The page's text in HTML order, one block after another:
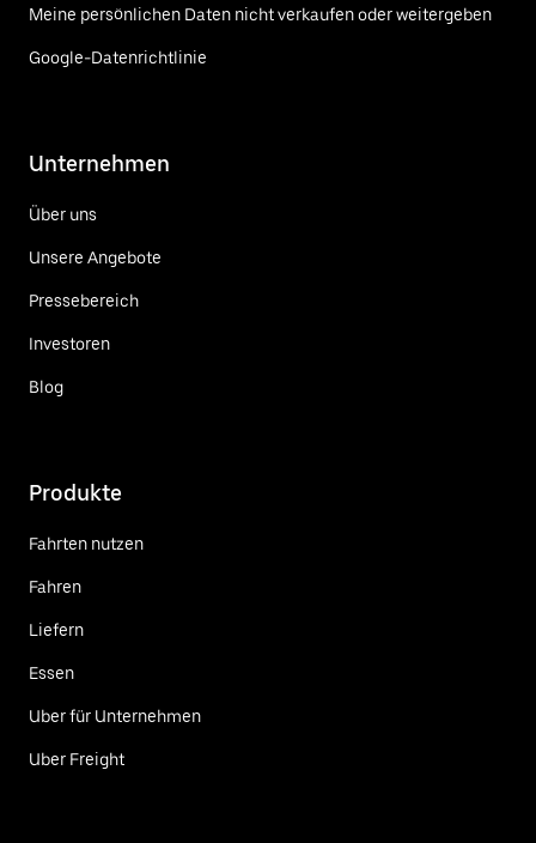
Meine persönlichen Daten nicht verkaufen oder weitergeben
Google-Datenrichtlinie
Unternehmen
Über uns
Unsere Angebote
Pressebereich
Investoren
Blog
Produkte
Fahrten nutzen
Fahren
Liefern
Essen
Uber für Unternehmen
Uber Freight